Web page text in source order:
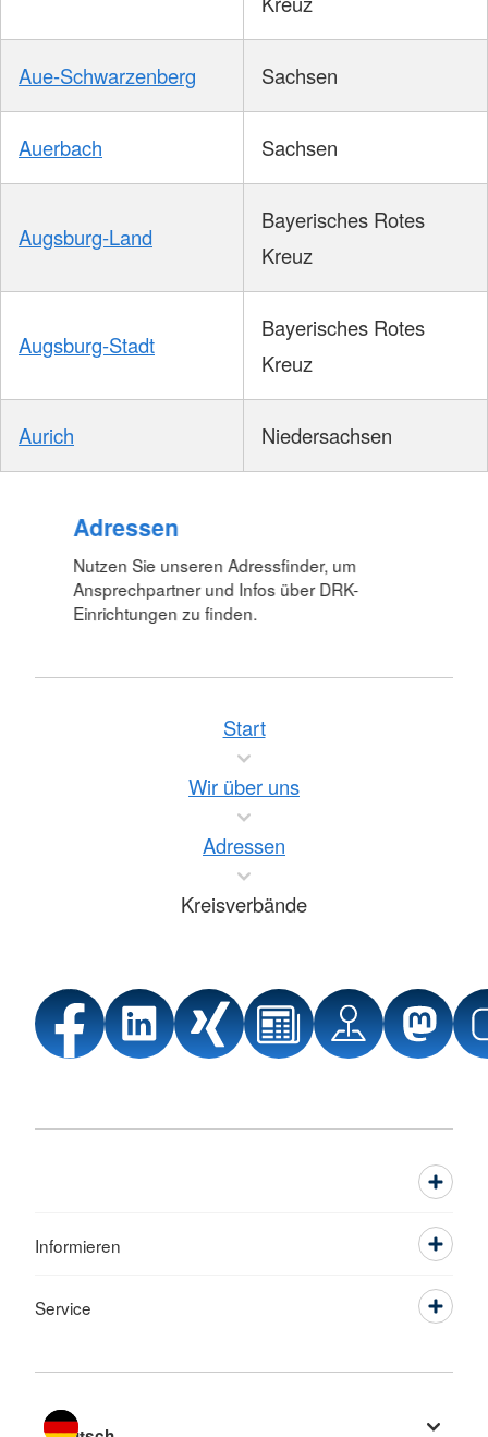
Aue-Schwarzenberg Sachsen
Auerbach Sachsen
Augsburg-Land
Bayerisches Rotes
Kreuz
Augsburg-Stadt
Bayerisches Rotes
Kreuz
Aurich Niedersachsen
Adressen
Nutzen Sie unseren Adressfinder, um
Ansprechpartner und Infos über DRK-
Einrichtungen zu finden.
Start
Wir über uns
Adressen
Kreisverbände
Informieren
Service
Sprache wechseln zu